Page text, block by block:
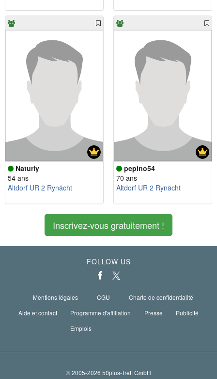
Naturly
54 ans
Altdorf UR 2 Rynächt
pepino54
70 ans
Altdorf UR 2 Rynächt
Inscrivez-vous gratuitement !
FOLLOW US
Mentions légales CGU
Charte de confidentialité
Aide et contact
Programme d'affiliation Presse
Publicité
Emplois
© 2005-2026 50plus-Treff GmbH